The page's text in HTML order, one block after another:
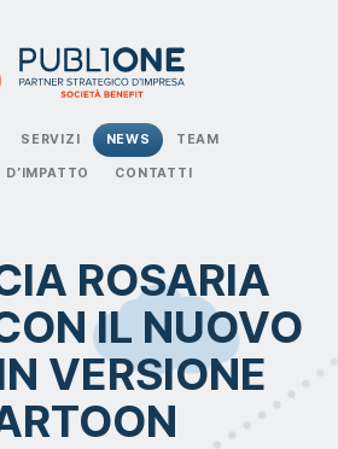
SERVIZI NEWS TEAM
D’IMPATTO CONTATTI
ROSARIA
IL NUOVO
VERSIONE